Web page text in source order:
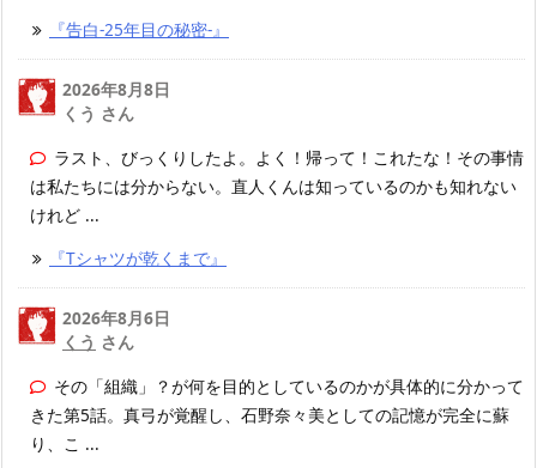
『告白-25年目の秘密-』
2026年8月8日
くう さん
ラスト、びっくりしたよ。よく！帰って！これたな！その事情
は私たちには分からない。直人くんは知っているのかも知れない
けれど ...
『Tシャツが乾くまで』
2026年8月6日
くう さん
その「組織」？が何を目的としているのかが具体的に分かって
きた第5話。真弓が覚醒し、石野奈々美としての記憶が完全に蘇
り、こ ...